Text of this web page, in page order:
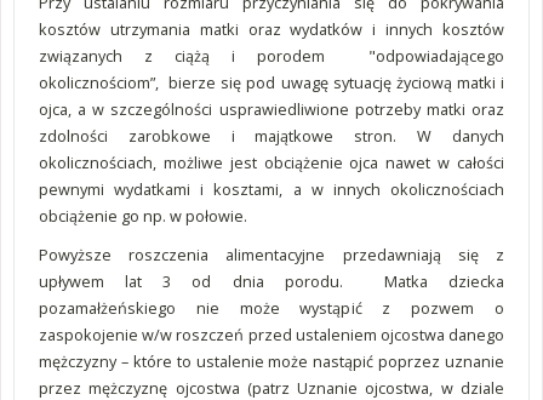
kosztów utrzymania matki oraz wydatków i innych kosztów
związanych z ciążą i porodem "odpowiadającego
okolicznościom”, bierze się pod uwagę sytuację życiową matki i
ojca, a w szczególności usprawiedliwione potrzeby matki oraz
zdolności zarobkowe i majątkowe stron. W danych
okolicznościach, możliwe jest obciążenie ojca nawet w całości
pewnymi wydatkami i kosztami, a w innych okolicznościach
obciążenie go np. w połowie.
Powyższe roszczenia alimentacyjne przedawniają się z
upływem lat 3 od dnia porodu. Matka dziecka
pozamałżeńskiego nie może wystąpić z pozwem o
zaspokojenie w/w roszczeń przed ustaleniem ojcostwa danego
mężczyzny – które to ustalenie może nastąpić poprzez uznanie
przez mężczyznę ojcostwa (patrz Uznanie ojcostwa, w dziale